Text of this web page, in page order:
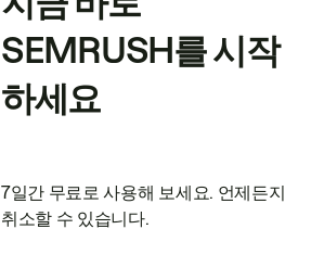
SEMRUSH를 시작
하세요
7일간 무료로 사용해 보세요. 언제든지
취소할 수 있습니다.